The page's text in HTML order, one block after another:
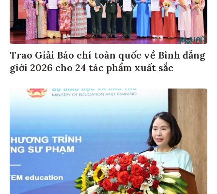
Trao Giải Báo chí toàn quốc về Bình đẳng
giới 2026 cho 24 tác phẩm xuất sắc